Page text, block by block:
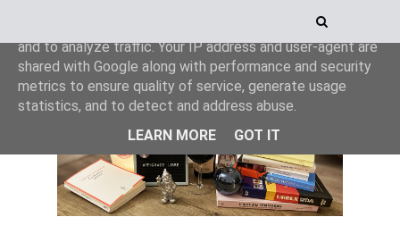
This site uses cookies from Google to deliver its services
and to analyze traffic. Your IP address and user-agent are
shared with Google along with performance and security
metrics to ensure quality of service, generate usage
statistics, and to detect and address abuse.
LEARN MORE
GOT IT